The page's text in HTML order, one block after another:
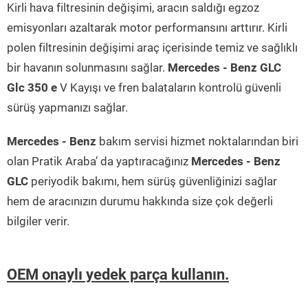
Kirli hava filtresinin değişimi, aracın saldığı egzoz
emisyonları azaltarak motor performansını arttırır. Kirli
polen filtresinin değişimi araç içerisinde temiz ve sağlıklı
bir havanın solunmasını sağlar. Mercedes - Benz GLC
Glc 350 e V Kayışı ve fren balataların kontrolü güvenli
sürüş yapmanızı sağlar.
Mercedes - Benz bakım servisi hizmet noktalarından biri
olan Pratik Araba’ da yaptıracağınız Mercedes - Benz
GLC periyodik bakımı, hem sürüş güvenliğinizi sağlar
hem de aracınızın durumu hakkında size çok değerli
bilgiler verir.
OEM onaylı yedek parça kullanın.